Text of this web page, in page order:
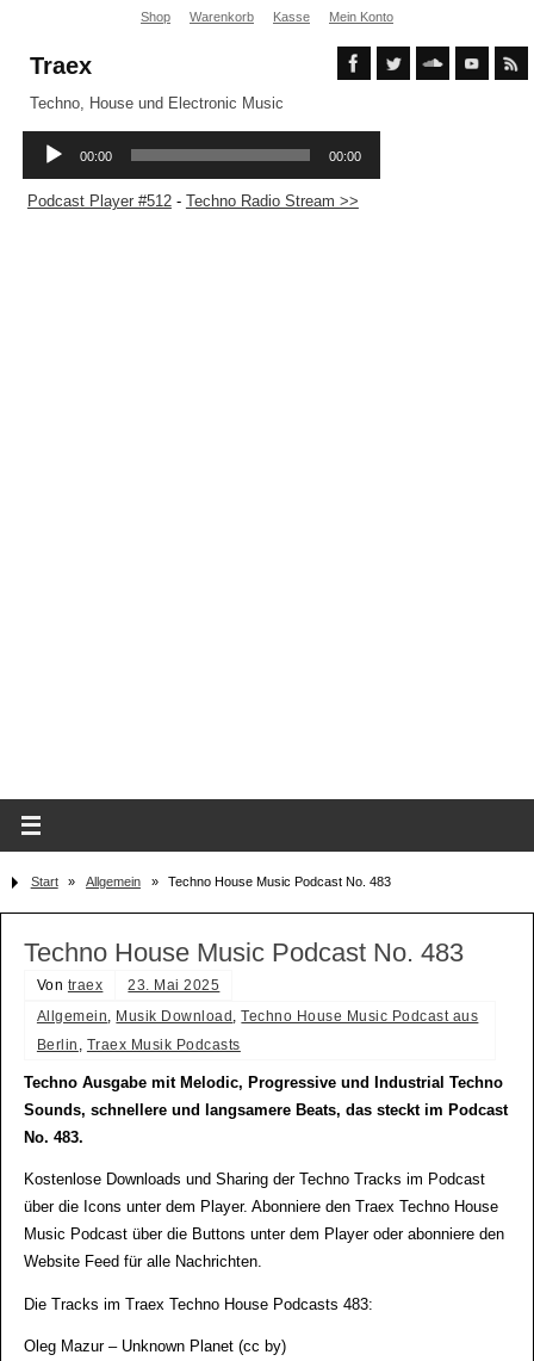
Shop Warenkorb Kasse Mein Konto
Traex
Techno, House und Electronic Music
Podcast Player #512- Techno Radio Stream >>
Start » Allgemein » Techno House Music Podcast No. 483
Techno House Music Podcast No. 483
Von traex
23. Mai 2025
Allgemein
Musik Download ,Techno House Music Podcast aus
Berlin
Traex Musik Podcasts
Techno Ausgabe mit Melodic, Progressive und Industrial Techno
Sounds, schnellere und langsamere Beats, das steckt im Podcast
No. 483.
Kostenlose Downloads und Sharing der Techno Tracks im Podcast
über die Icons unter dem Player. Abonniere den Traex Techno House
Music Podcast über die Buttons unter dem Player oder abonniere den
Website Feed für alle Nachrichten.
Die Tracks im Traex Techno House Podcasts 483:
Oleg Mazur – Unknown Planet (cc by)